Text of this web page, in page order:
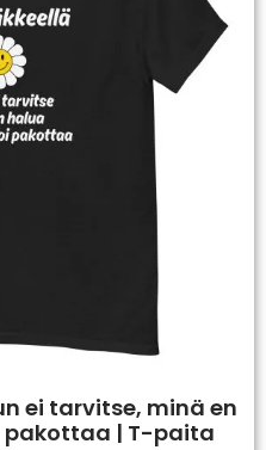
ei tarvitse, minä en
pakottaa | T-paita